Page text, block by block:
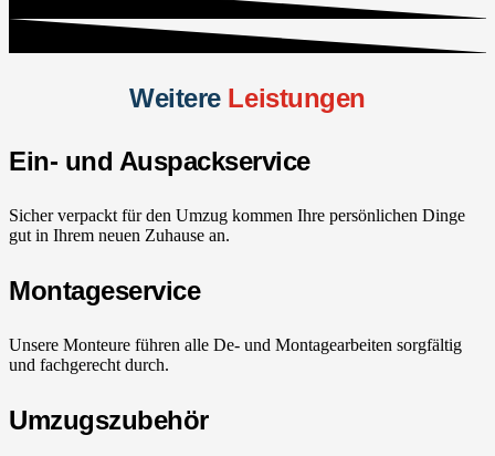
Weitere Leistungen
Ein- und Auspackservice
Sicher verpackt für den Umzug kommen Ihre persönlichen Dinge
gut in Ihrem neuen Zuhause an.
Montageservice
Unsere Monteure führen alle De- und Montagearbeiten sorgfältig
und fachgerecht durch.
Umzugszubehör